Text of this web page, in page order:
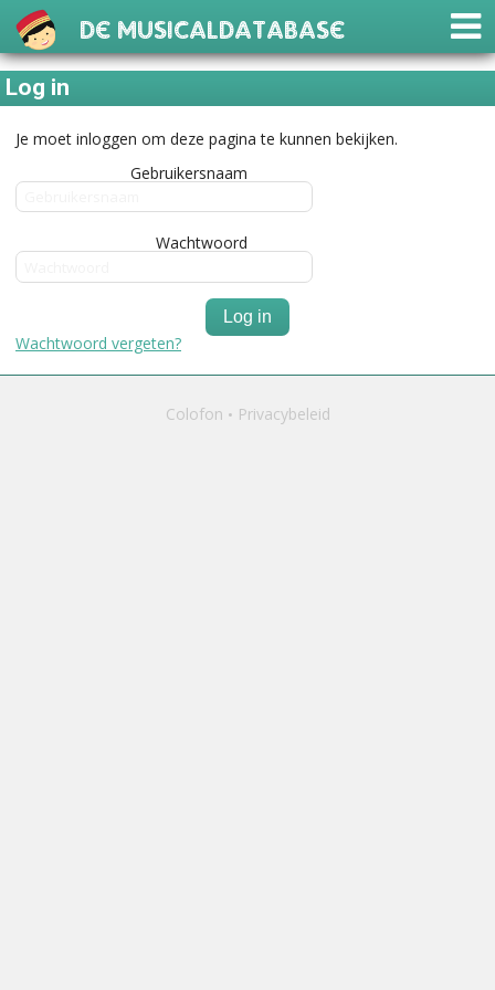
De Musicaldatabase
Log in
Je moet inloggen om deze pagina te kunnen bekijken.
Gebruikersnaam
Wachtwoord
Log in
Wachtwoord vergeten?
Colofon Privacybeleid